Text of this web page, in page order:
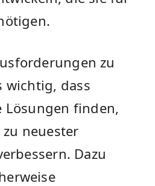
zu
wichtig,⁤ dass
Lösungen finden,
neuester​
Dazu